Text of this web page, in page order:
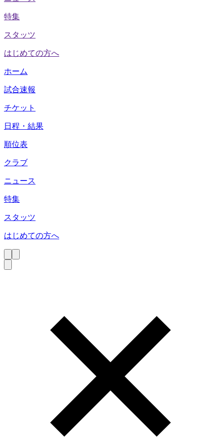
特集
スタッツ
はじめての方へ
ホーム
試合速報
チケット
日程・結果
順位表
クラブ
ニュース
特集
スタッツ
はじめての方へ